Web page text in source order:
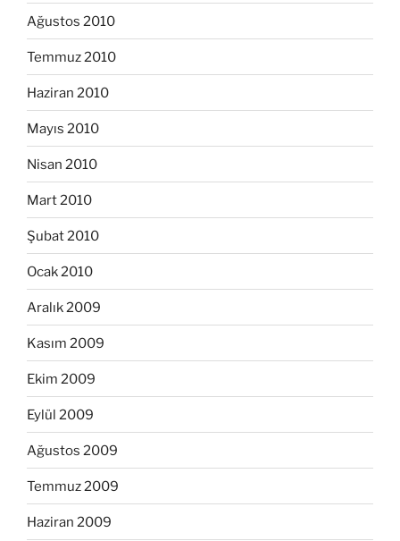
Ağustos 2010
Temmuz 2010
Haziran 2010
Mayıs 2010
Nisan 2010
Mart 2010
Şubat 2010
Ocak 2010
Aralık 2009
Kasım 2009
Ekim 2009
Eylül 2009
Ağustos 2009
Temmuz 2009
Haziran 2009